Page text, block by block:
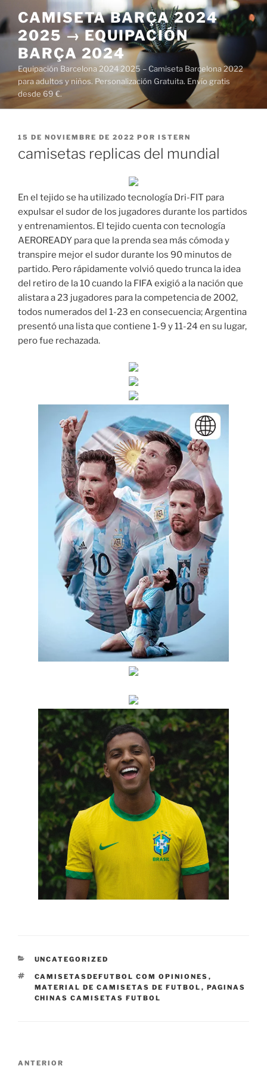
al
contenido
CAMISETA BARÇA 2024
2025 → EQUIPACIÓN
BARÇA 2024
Equipación Barcelona 2024 2025 – Camiseta Barcelona 2022
para adultos y niños. Personalización Gratuita. Envío gratis
desde 69 €.
PUBLICADO
15 DE NOVIEMBRE DE 2022 POR ISTERN
camisetas replicas del mundial
En el tejido se ha utilizado tecnología Dri-FIT para
expulsar el sudor de los jugadores durante los partidos
y entrenamientos. El tejido cuenta con tecnología
AEROREADY para que la prenda sea más cómoda y
transpire mejor el sudor durante los 90 minutos de
partido. Pero rápidamente volvió quedo trunca la idea
del retiro de la 10 cuando la FIFA exigió a la nación que
alistara a 23 jugadores para la competencia de 2002,
todos numerados del 1-23 en consecuencia; Argentina
presentó una lista que contiene 1-9 y 11-24 en su lugar,
pero fue rechazada.
CATEGORÍAS
UNCATEGORIZED
ETIQUETAS
CAMISETASDEFUTBOL COM OPINIONES ,
MATERIAL DE CAMISETAS DE FUTBOL , PAGINAS
CHINAS CAMISETAS FUTBOL
Entrada
ANTERIOR